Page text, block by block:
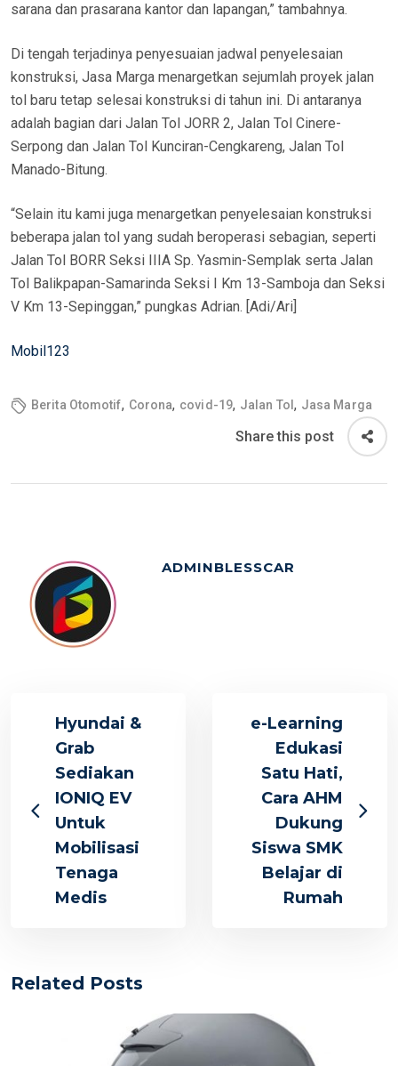
sarana dan prasarana kantor dan lapangan,” tambahnya.
Di tengah terjadinya penyesuaian jadwal penyelesaian
konstruksi, Jasa Marga menargetkan sejumlah proyek jalan
tol baru tetap selesai konstruksi di tahun ini. Di antaranya
adalah bagian dari Jalan Tol JORR 2, Jalan Tol Cinere-
Serpong dan Jalan Tol Kunciran-Cengkareng, Jalan Tol
Manado-Bitung.
“Selain itu kami juga menargetkan penyelesaian konstruksi
beberapa jalan tol yang sudah beroperasi sebagian, seperti
Jalan Tol BORR Seksi IIIA Sp. Yasmin-Semplak serta Jalan
Tol Balikpapan-Samarinda Seksi I Km 13-Samboja dan Seksi
V Km 13-Sepinggan,” pungkas Adrian. [Adi/Ari]
Mobil123
Berita Otomotif, Corona, covid-19, Jalan Tol , Jasa Marga
Share this post
ADMINBLESSCAR
Hyundai &
Grab
Sediakan
IONIQ EV
Untuk
Mobilisasi
Tenaga
Medis
e-Learning
Edukasi
Satu Hati,
Cara AHM
Dukung
Siswa SMK
Belajar di
Rumah
Related Posts